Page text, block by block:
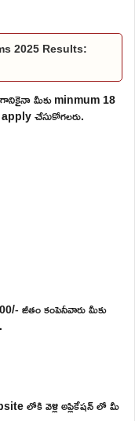
2025 Results:
మీకు minmum 18
apply చేసుకోగలరు.
జీతం కంపెనీవారు మీకు
లోకి వెళ్లి అప్లికేషన్ లో మీ